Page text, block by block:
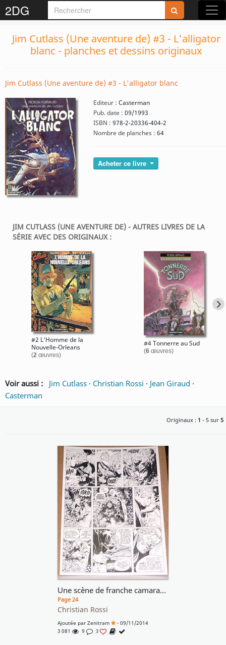
2DG
Jim Cutlass (Une aventure de) #3 - L'alligator
blanc - planches et dessins originaux
Jim Cutlass (Une aventure de) #3 - L'alligator blanc
Editeur : Casterman
Pub. date : 09/1993
ISBN : 978-2-20336-404-2
Nombre de planches : 64
Acheter ce livre
JIM CUTLASS (UNE AVENTURE DE) - AUTRES LIVRES DE LA
SÉRIE AVEC DES ORIGINAUX :
#2 L'Homme de la
Nouvelle-Orleans
(2œuvres)
#4 Tonnerre au Sud
(6 œuvres)
Voir aussi : Jim Cutlass · Christian Rossi · Jean Giraud ·
Casterman
Originaux : 1 - 5 sur 5
Une scène de franche camaraderie !! On admirera le cadrage nerveux de Rosse !!
Page 24
Christian Rossi
Ajoutée par Zenitram
- 09/11/2014
3 081
9 3